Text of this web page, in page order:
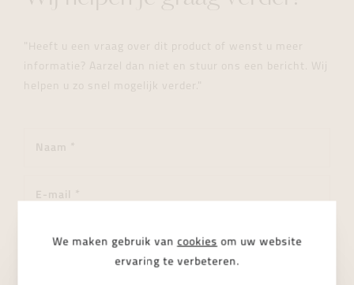
"Heeft u een vraag over dit product of wenst u meer
informatie? Aarzel dan niet en stuur ons een bericht. Wij
helpen u zo snel mogelijk verder."
We maken gebruik van cookies om uw website
ervaring te verbeteren.